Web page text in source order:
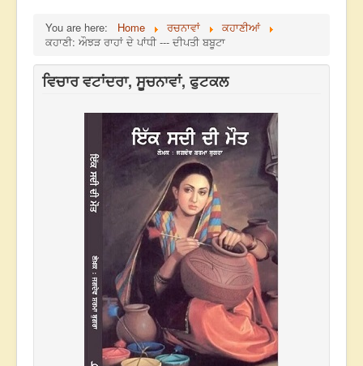
You are here: Home ਰਚਨਾਵਾਂ
ਕਹਾਣੀਆਂ
ਕਹਾਣੀ: ਔਝੜ ਰਾਹਾਂ ਦੇ ਪਾਂਧੀ --- ਦੀਪਤੀ ਬਬੂਟਾ
ਵਿਚਾਰ ਵਟਾਂਦਰਾ, ਸੂਚਨਾਵਾਂ, ਫੁਟਕਲ